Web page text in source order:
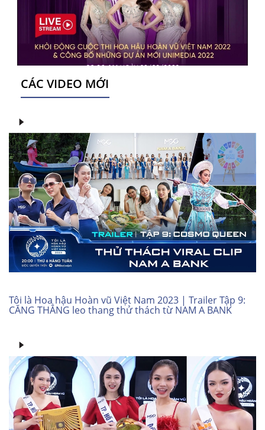
CÁC VIDEO MỚI
Tôi là Hoa hậu Hoàn vũ Việt Nam 2023 | Trailer Tập 9:
CĂNG THẲNG leo thang thử thách từ NAM A BANK